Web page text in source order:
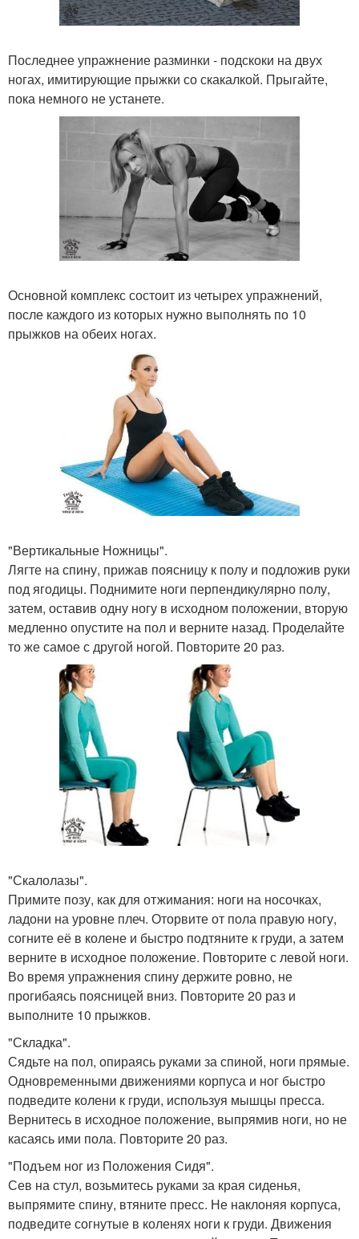
Последнее упражнение разминки - подскоки на двух
ногах, имитирующие прыжки со скакалкой. Прыгайте,
пока немного не устанете.
Основной комплекс состоит из четырех упражнений,
после каждого из которых нужно выполнять по 10
прыжков на обеих ногах.
"Вертикальные Ножницы".
Лягте на спину, прижав поясницу к полу и подложив руки
под ягодицы. Поднимите ноги перпендикулярно полу,
затем, оставив одну ногу в исходном положении, вторую
медленно опустите на пол и верните назад. Проделайте
то же самое с другой ногой. Повторите 20 раз.
"Скалолазы".
Примите позу, как для отжимания: ноги на носочках,
ладони на уровне плеч. Оторвите от пола правую ногу,
согните её в колене и быстро подтяните к груди, а затем
верните в исходное положение. Повторите с левой ноги.
Во время упражнения спину держите ровно, не
прогибаясь поясницей вниз. Повторите 20 раз и
выполните 10 прыжков.
"Складка".
Сядьте на пол, опираясь руками за спиной, ноги прямые.
Одновременными движениями корпуса и ног быстро
подведите колени к груди, используя мышцы пресса.
Вернитесь в исходное положение, выпрямив ноги, но не
касаясь ими пола. Повторите 20 раз.
"Подъем ног из Положения Сидя".
Сев на стул, возьмитесь руками за края сиденья,
выпрямите спину, втяните пресс. Не наклоняя корпуса,
подведите согнутые в коленях ноги к груди. Движения